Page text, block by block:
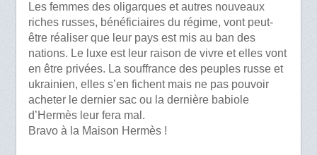
Les femmes des oligarques et autres nouveaux
riches russes, bénéficiaires du régime, vont peut-
être réaliser que leur pays est mis au ban des
nations. Le luxe est leur raison de vivre et elles vont
en être privées. La souffrance des peuples russe et
ukrainien, elles s’en fichent mais ne pas pouvoir
acheter le dernier sac ou la dernière babiole
d’Hermès leur fera mal.
Bravo à la Maison Hermès !